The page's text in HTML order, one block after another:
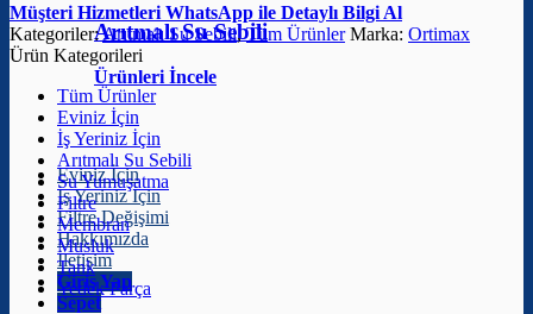
Arıtmalı Su Sebili
Ürünleri İncele
Eviniz İçin
İş Yeriniz İçin
Filtre Değişimi
Hakkımızda
İletişim
Giriş Yap
Sepet
Müşteri Hizmetleri WhatsApp ile Detaylı Bilgi Al
Kategoriler:Arıtmalı Su Sebili,Tüm Ürünler Marka: Ortimax
Ürün Kategorileri
Tüm Ürünler
Eviniz İçin
İş Yeriniz İçin
Arıtmalı Su Sebili
Su Yumuşatma
Filtre
Membran
Musluk
Tank
Yedek Parça